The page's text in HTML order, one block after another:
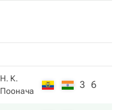
Н. К.
Поонача
3 6